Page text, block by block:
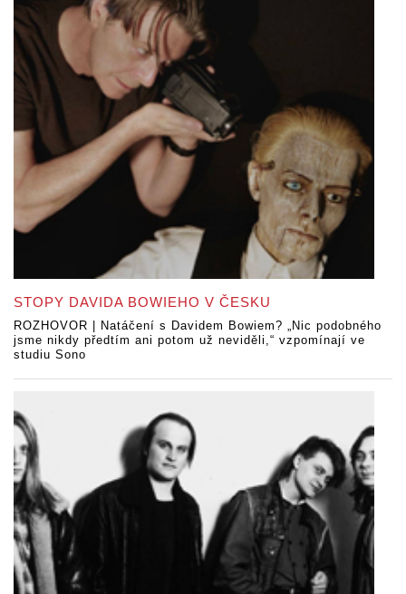
STOPY DAVIDA BOWIEHO V ČESKU
ROZHOVOR | Natáčení s Davidem Bowiem? „Nic podobného
jsme nikdy předtím ani potom už neviděli,“ vzpomínají ve
studiu Sono